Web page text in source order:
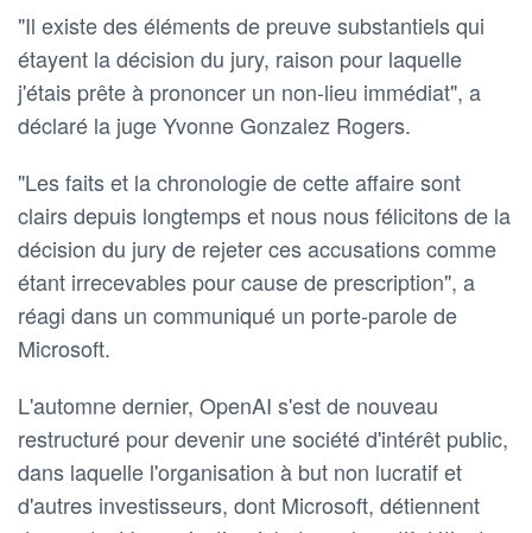
"Il existe des ‌éléments de preuve substantiels qui
étayent la décision du jury, raison pour laquelle
j'étais prête à prononcer un non-lieu immédiat", a
déclaré ​la juge Yvonne Gonzalez Rogers.
"Les faits et la chronologie de cette affaire sont
clairs depuis longtemps et nous nous félicitons de la
décision du jury de rejeter ces accusations comme
étant irrecevables pour cause ⁠de prescription", a
réagi dans un communiqué un porte-parole de
Microsoft.
L'automne dernier, OpenAI s'est de nouveau
restructuré pour devenir une société d'intérêt public,
dans laquelle l'organisation à but non lucratif et
d'autres investisseurs, dont Microsoft, détiennent